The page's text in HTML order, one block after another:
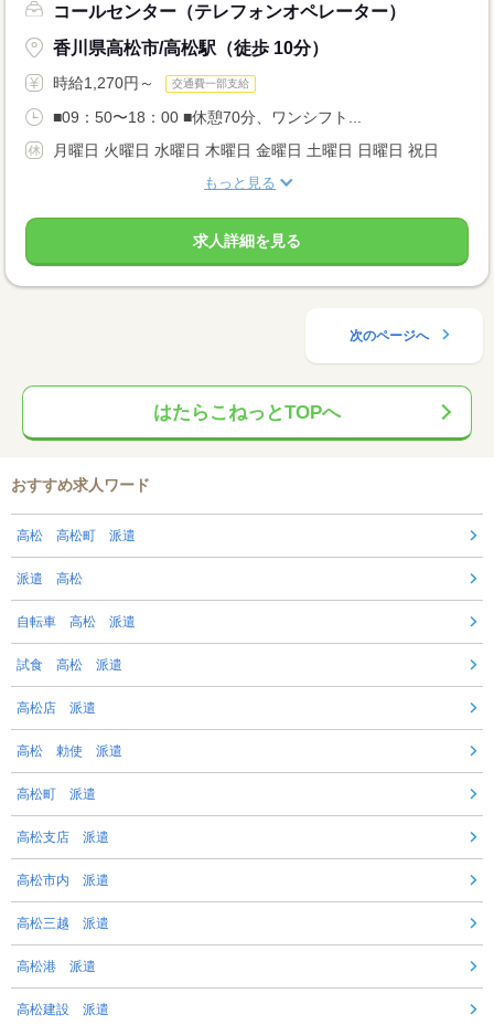
コールセンター（テレフォンオペレーター）
香川県高松市/高松駅（徒歩 10分）
時給1,270円～ 交通費一部支給
■09：50〜18：00 ■休憩70分、ワンシフト...
月曜日 火曜日 水曜日 木曜日 金曜日 土曜日 日曜日 祝日
もっと見る
求人詳細を見る
次のページへ
はたらこねっとTOPへ
おすすめ求人ワード
高松 高松町 派遣
派遣 高松
自転車 高松 派遣
試食 高松 派遣
高松店 派遣
高松 勅使 派遣
高松町 派遣
高松支店 派遣
高松市内 派遣
高松三越 派遣
高松港 派遣
高松建設 派遣